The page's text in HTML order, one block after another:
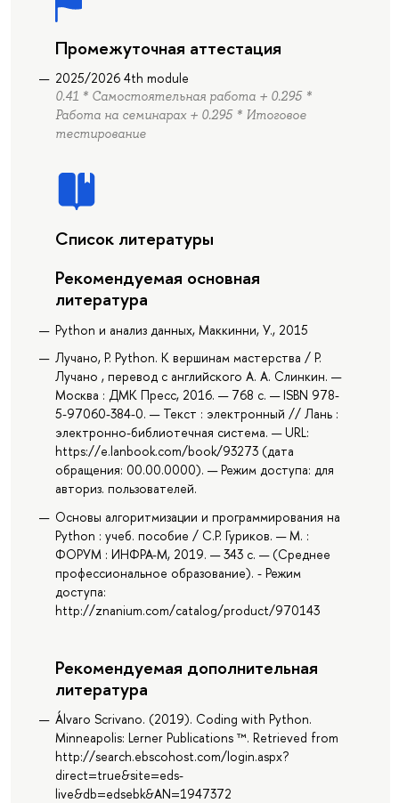
Промежуточная аттестация
2025/2026 4th module
0.41 * Самостоятельная работа + 0.295 *
Работа на семинарах + 0.295 * Итоговое
тестирование
Список литературы
Рекомендуемая основная
литература
Python и анализ данных, Маккинни, У., 2015
Лучано, Р. Python. К вершинам мастерства / Р.
Лучано , перевод с английского А. А. Слинкин. —
Москва : ДМК Пресс, 2016. — 768 с. — ISBN 978-
5-97060-384-0. — Текст : электронный // Лань :
электронно-библиотечная система. — URL:
https://e.lanbook.com/book/93273 (дата
обращения: 00.00.0000). — Режим доступа: для
авториз. пользователей.
Основы алгоритмизации и программирования на
Python : учеб. пособие / С.Р. Гуриков. — М. :
ФОРУМ : ИНФРА-М, 2019. — 343 с. — (Среднее
профессиональное образование). - Режим
доступа:
http://znanium.com/catalog/product/970143
Рекомендуемая дополнительная
литература
Álvaro Scrivano. (2019). Coding with Python.
Minneapolis: Lerner Publications ™. Retrieved from
http://search.ebscohost.com/login.aspx?
direct=true&site=eds-
live&db=edsebk&AN=1947372